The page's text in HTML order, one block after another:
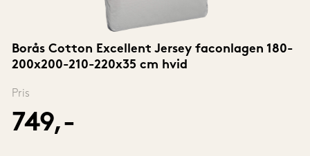
Borås Cotton Excellent Jersey faconlagen 180-
200x200-210-220x35 cm hvid
Pris
749,-